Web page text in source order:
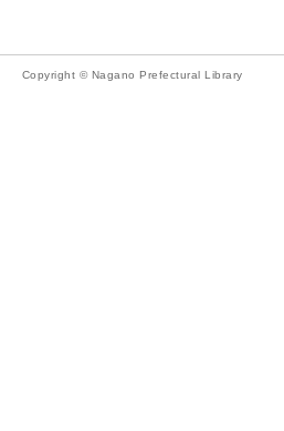
Copyright © Nagano Prefectural Library